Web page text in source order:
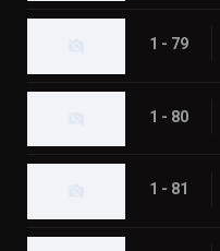
1 - 79
1 - 80
1 - 81